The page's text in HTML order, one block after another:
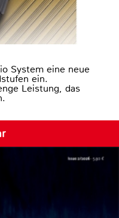
System eine neue
ein.
Leistung, das